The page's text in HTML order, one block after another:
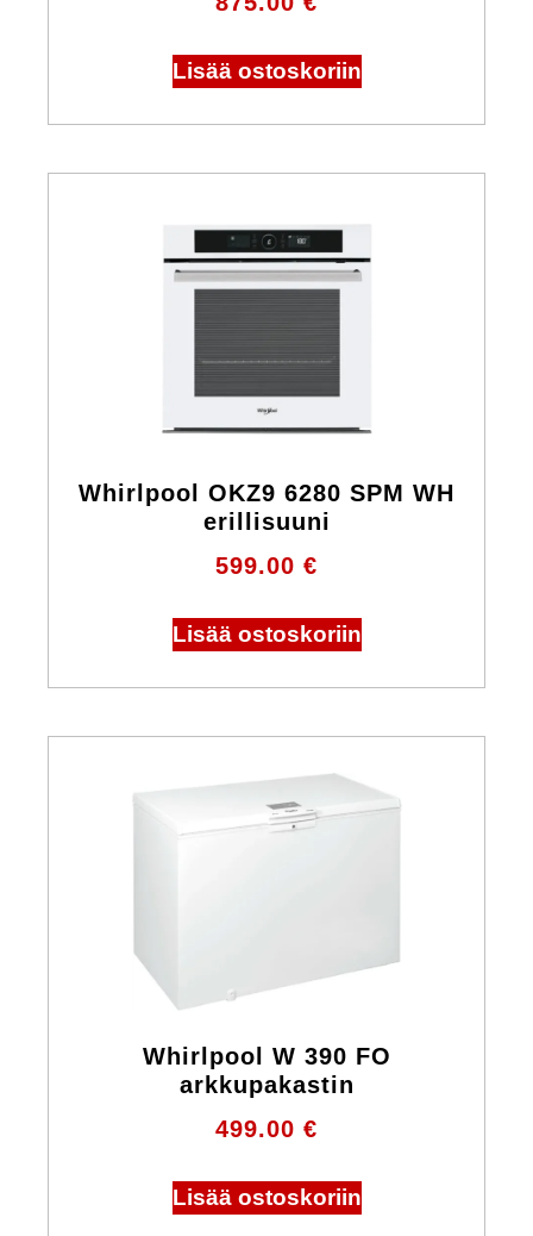
Lisää ostoskoriin
Whirlpool OKZ9 6280 SPM WH
erillisuuni
599.00 €
Lisää ostoskoriin
Whirlpool W 390 FO
arkkupakastin
499.00 €
Lisää ostoskoriin